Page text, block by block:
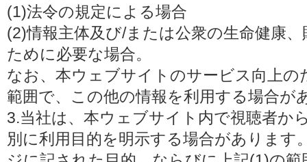
(1)法令の規定による場合
(2)情報主体及び/または公衆の生命健康
ために必要な場合。
なお、本ウェブサイトのサービス向上
範囲で、この他の情報を利用する場合が
3.当社は、本ウェブサイト内で視聴者か
別に利用目的を明示する場合があります